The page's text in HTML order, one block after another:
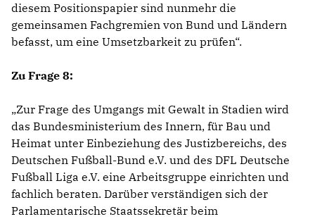
diesem Positionspapier sind nunmehr die
gemeinsamen Fachgremien von Bund und Ländern
befasst, um eine Umsetzbarkeit zu prüfen“.
Zu Frage 8:
Zur Frage des Umgangs mit Gewalt in Stadien wird
das Bundesministerium des Innern, für Bau und
Heimat unter Einbeziehung des Justizbereichs, des
Deutschen Fußball-Bund e.V. und des DFL Deutsche
Fußball Liga e.V. eine Arbeitsgruppe einrichten und
fachlich beraten. Darüber verständigen sich der
Parlamentarische Staatssekretär beim